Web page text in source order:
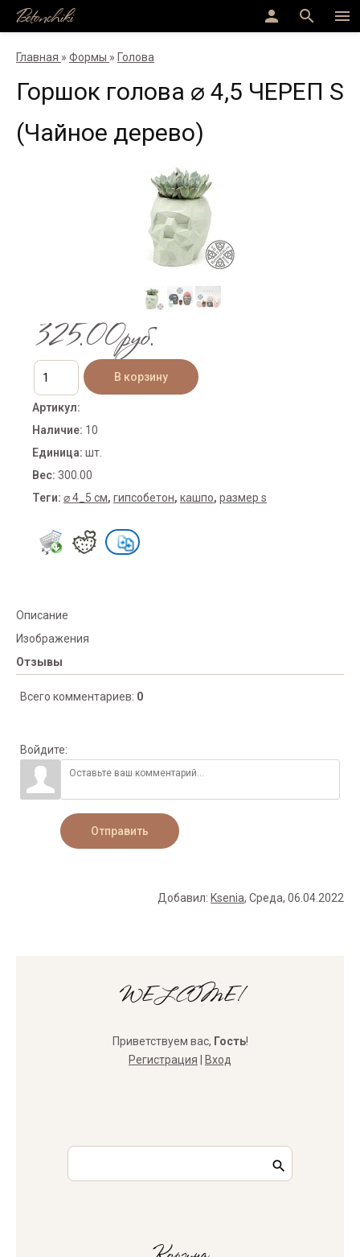
menu
search
person
Betonchiki
Главная » Формы » Голова
Горшок голова ⌀ 4,5 ЧЕРЕП S
(Чайное дерево)
325.00руб.
Артикул:
Наличие: 10
Единица: шт.
Вес: 300.00
Теги: ⌀ 4_5 см, гипсобетон, кашпо, размер s
Описание
Изображения
Отзывы
Всего комментариев: 0
Войдите:
Отправить
Добавил: Ksenia, Среда, 06.04.2022
WELCOME!
Приветствуем вас, Гость!
Регистрация
Вход